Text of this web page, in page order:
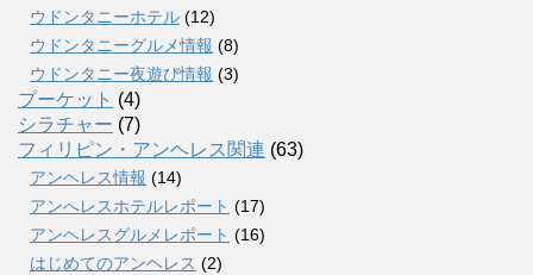
ウドンタニーホテル (12)
ウドンタニーグルメ情報 (8)
ウドンタニー夜遊び情報 (3)
プーケット (4)
シラチャー (7)
フィリピン・アンヘレス関連 (63)
アンヘレス情報 (14)
アンへレスホテルレポート (17)
アンヘレスグルメレポート (16)
はじめてのアンヘレス (2)